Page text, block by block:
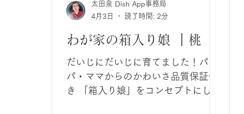
わが家の箱入り娘 ｜桃
だいじにだいじに育てました！パ
パ・ママからのかわいさ品質保証付
き 「箱入り娘」をコンセプトにし
太田泉 Dish App事務局
4月3日
読了時間: 2分